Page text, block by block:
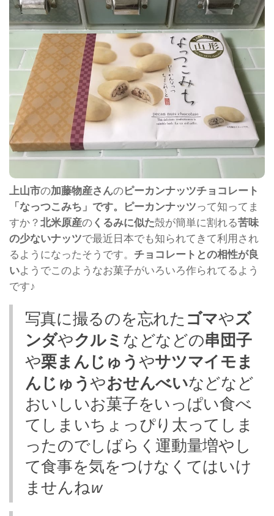
上山市の加藤物産さんのピーカンナッツチョコレート
「なっつこみち」です。ピーカンナッツって知ってま
すか？ 北米原産の くるみに似た殻が簡単に割れる苦味
の少ないナッツで最近日本でも知られてきて利用され
るようになったそうです。 チョコレートとの相性が良
いようでこのようなお菓子がいろいろ作られてるよう
です♪
写真に撮るのを忘れた ゴマやズ
ンダやクルミ などなどの串団子
や栗まんじゅうやサツマイモま
んじゅうやおせんべいなどなど
おいしいお菓子をいっぱい食べ
てしまいちょっぴり太ってしま
ったのでしばらく運動量増やし
て食事を気をつけなくてはいけ
ませんねw